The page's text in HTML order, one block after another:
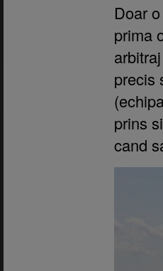
Doar
prima
precis
prins
cand